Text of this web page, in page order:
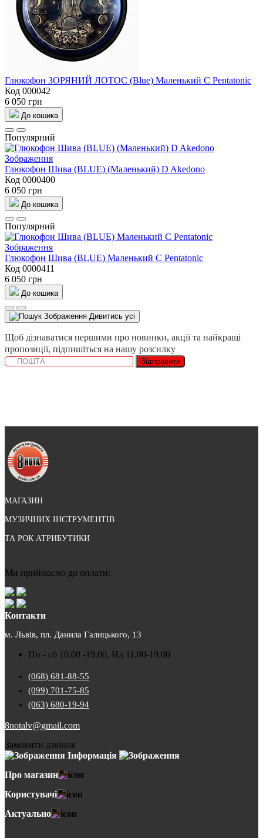
Глюкофон ЗОРЯНИЙ ЛОТОС (Blue) Маленький C Pentatonic
Код 000042
6 050 грн
До кошика
Популярний
Глюкофон Шива (BLUE) (Маленький) D Akedono
Код 0000400
6 050 грн
До кошика
Популярний
Глюкофон Шива (BLUE) Маленький C Pentatonic
Код 0000411
6 050 грн
До кошика
Дивитись усі
Щоб дізнаватися першими про новинки, акції та найкращі
пропозиції, підпишіться на нашу розсилку
Відправити
МАГАЗИН
МУЗИЧНИХ ІНСТРУМЕНТІВ
ТА РОК АТРИБУТИКИ
Ми приймаємо до оплати:
Контакти
м. Львів, пл. Данила Галицького, 13
Пн - сб 10.00 -19.00, Нд 11.00-19.00
(068) 681-88-55
(099) 701-75-85
(063) 680-19-94
8notalv@gmail.com
Замовити дзвінок
Інформація
Про магазин
Користувачі
Актуально